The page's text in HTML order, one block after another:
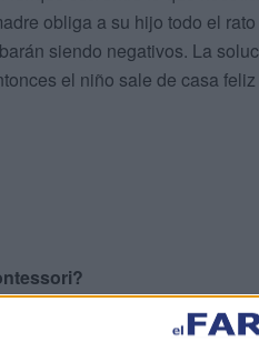
obliga a su hijo todo el
siendo negativos. La
el niño sale de casa
teniendo en cuenta las